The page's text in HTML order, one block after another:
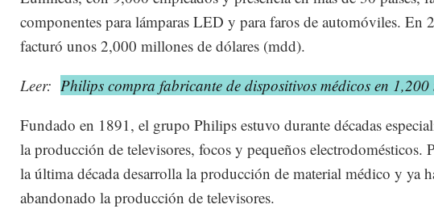
componentes para lámparas LED y para faros de automóviles. En
facturó unos 2,000 millones de dólares (mdd).
Leer: Philips compra fabricante de dispositivos médicos en 1,200
Fundado en 1891, el grupo Philips estuvo durante décadas
la producción de televisores, focos y pequeños electrodomésticos.
la última década desarrolla la producción de material médico y ya
abandonado la producción de televisores.